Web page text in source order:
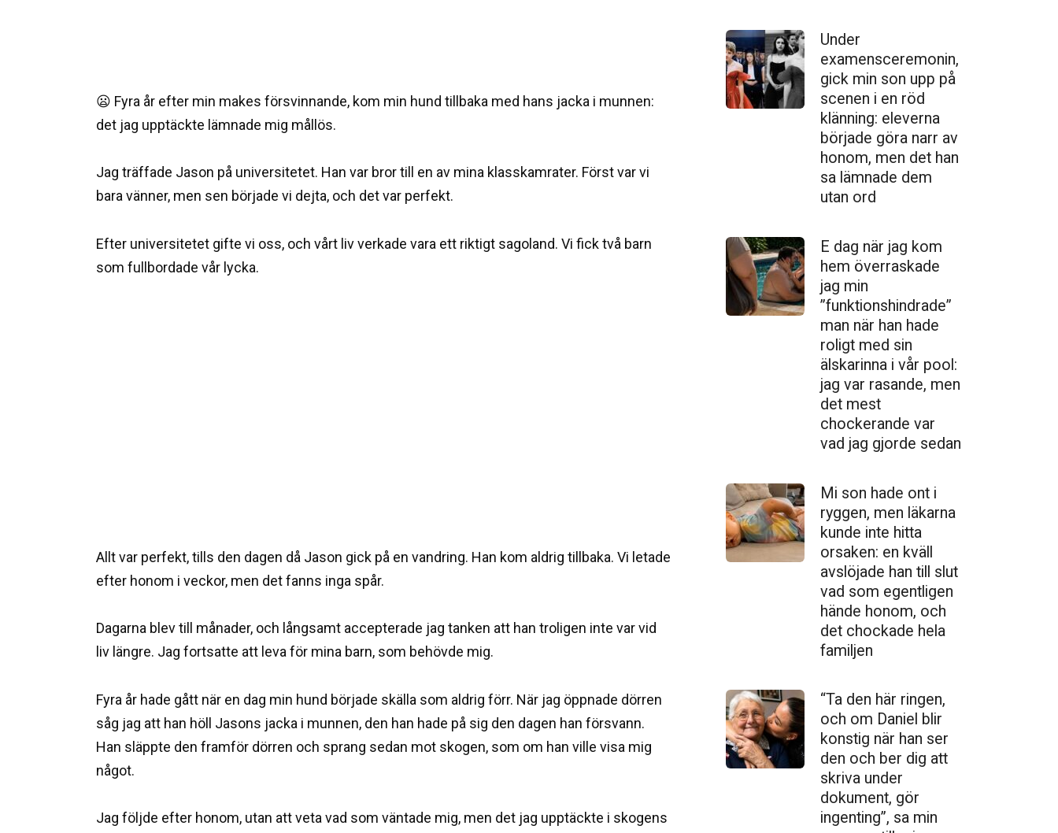
😦 Fyra år efter min makes försvinnande, kom min hund tillbaka med hans jacka i munnen:
det jag upptäckte lämnade mig mållös.
Jag träffade Jason på universitetet. Han var bror till en av mina klasskamrater. Först var vi
bara vänner, men sen började vi dejta, och det var perfekt.
Efter universitetet gifte vi oss, och vårt liv verkade vara ett riktigt sagoland. Vi fick två barn
som fullbordade vår lycka.
Allt var perfekt, tills den dagen då Jason gick på en vandring. Han kom aldrig tillbaka. Vi letade
efter honom i veckor, men det fanns inga spår.
Dagarna blev till månader, och långsamt accepterade jag tanken att han troligen inte var vid
liv längre. Jag fortsatte att leva för mina barn, som behövde mig.
Fyra år hade gått när en dag min hund började skälla som aldrig förr. När jag öppnade dörren
såg jag att han höll Jasons jacka i munnen, den han hade på sig den dagen han försvann.
Han släppte den framför dörren och sprang sedan mot skogen, som om han ville visa mig
något.
Jag följde efter honom, utan att veta vad som väntade mig, men det jag upptäckte i skogens
Under
examensceremonin,
gick min son upp på
scenen i en röd
klänning: eleverna
började göra narr av
honom, men det han
sa lämnade dem
utan ord
E dag när jag kom
hem överraskade
jag min
”funktionshindrade”
man när han hade
roligt med sin
älskarinna i vår pool:
jag var rasande, men
det mest
chockerande var
vad jag gjorde sedan
Mi son hade ont i
ryggen, men läkarna
kunde inte hitta
orsaken: en kväll
avslöjade han till slut
vad som egentligen
hände honom, och
det chockade hela
familjen
“Ta den här ringen,
och om Daniel blir
konstig när han ser
den och ber dig att
skriva under
dokument, gör
ingenting”, sa min